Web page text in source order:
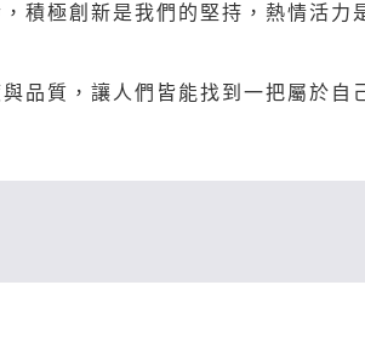
積極創新是我們的堅持，熱情活力
品質，讓人們皆能找到一把屬於自